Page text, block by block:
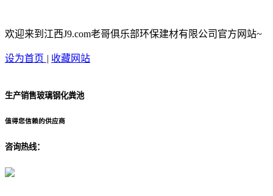
欢迎来到江西J9.com老哥俱乐部环保建材有限公司官方网站~
设为首页 | 收藏网站
生产销售玻璃钢化粪池
值得您信赖的供应商
咨询热线：